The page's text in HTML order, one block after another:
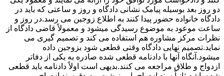
دو روز بعد بوسیله پیامک نشانی دادگاه و روز و ساعتی که باید در
دادگاه خانواده حضور پیدا کنند به اطلاع زوجین می رسد.در روز و
ساعت موعود به موضوع رسیدگی میشود و معمولاً قاضی دادگاه از
نظرات مرکز مشاوره هم استفاده می کند و تصمیم گیری می
نماید.تصمیم نهایی دادگاه وقتی قطعی شود بزوجین داده
میشود.آنگاه آنها با دادنامه قطعی شده صادره به یکی از دفاتر
ازدواج و طلاق مراجعه می کنند.بدیهی است اولاً دادنامه باید قطعی